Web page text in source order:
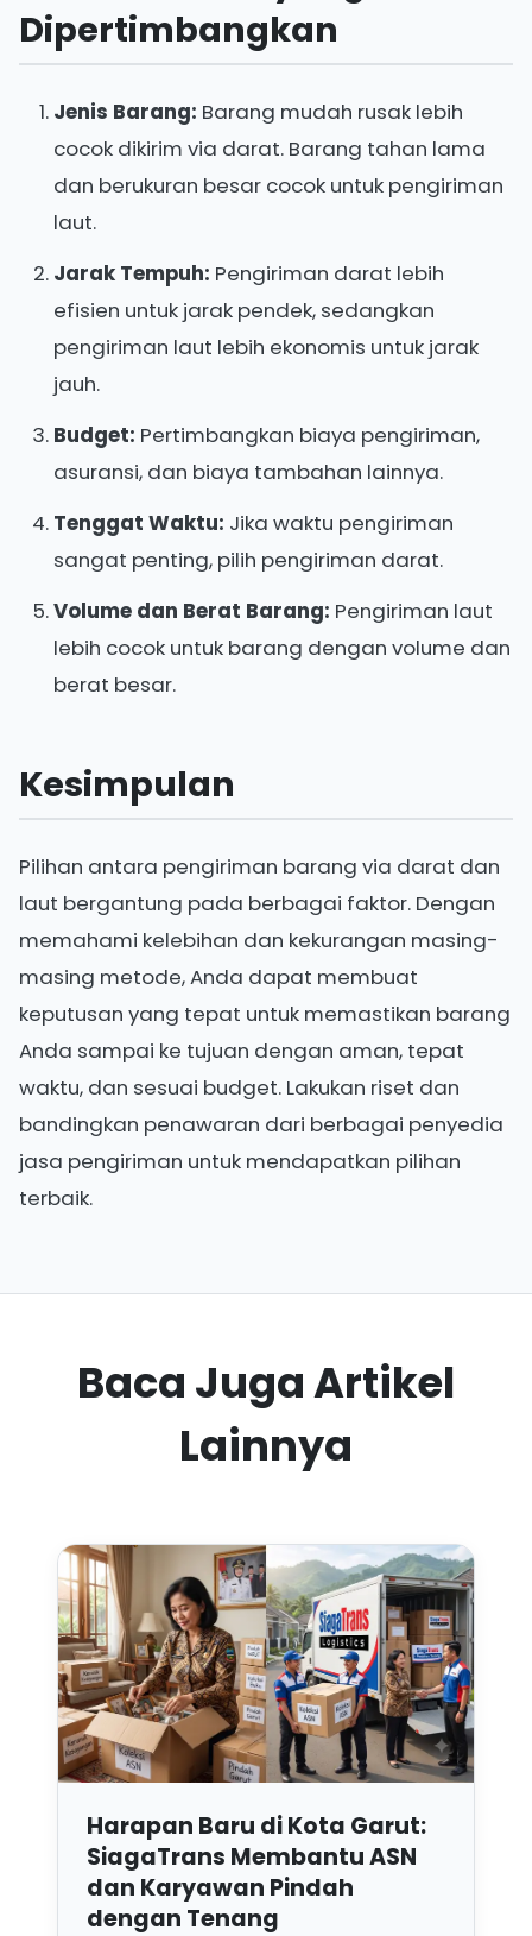
Dipertimbangkan
Jenis Barang: Barang mudah rusak lebih
cocok dikirim via darat. Barang tahan lama
dan berukuran besar cocok untuk pengiriman
laut.
Jarak Tempuh: Pengiriman darat lebih
efisien untuk jarak pendek, sedangkan
pengiriman laut lebih ekonomis untuk jarak
jauh.
Budget: Pertimbangkan biaya pengiriman,
asuransi, dan biaya tambahan lainnya.
Tenggat Waktu: Jika waktu pengiriman
sangat penting, pilih pengiriman darat.
Volume dan Berat Barang: Pengiriman laut
lebih cocok untuk barang dengan volume dan
berat besar.
Kesimpulan
Pilihan antara pengiriman barang via darat dan
laut bergantung pada berbagai faktor. Dengan
memahami kelebihan dan kekurangan masing-
masing metode, Anda dapat membuat
keputusan yang tepat untuk memastikan barang
Anda sampai ke tujuan dengan aman, tepat
waktu, dan sesuai budget. Lakukan riset dan
bandingkan penawaran dari berbagai penyedia
jasa pengiriman untuk mendapatkan pilihan
terbaik.
Baca Juga Artikel
Lainnya
Harapan Baru di Kota Garut:
SiagaTrans Membantu ASN
dan Karyawan Pindah
dengan Tenang